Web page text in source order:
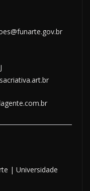
| Universidade